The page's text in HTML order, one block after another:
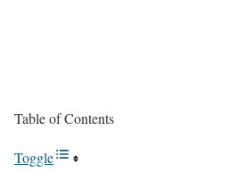
Table of Contents
Toggle